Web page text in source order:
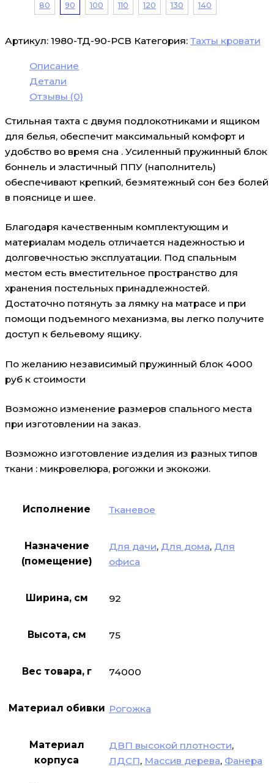
80 90 100 110 120 130 140
Артикул: 1980-ТД-90-РСВ Категория: Тахты кровати
Описание
Детали
Отзывы (0)
Стильная тахта с двумя подлокотниками и ящиком
для белья, обеспечит максимальный комфорт и
удобство во время сна . Усиленный пружинный блок
боннель и эластичный ППУ (наполнитель)
обеспечивают крепкий, безмятежный сон без болей
в пояснице и шее.
Благодаря качественным комплектующим и
материалам модель отличается надежностью и
долговечностью эксплуатации. Под спальным
местом есть вместительное пространство для
хранения постельных принадлежностей.
Достаточно потянуть за лямку на матрасе и при
помощи подъемного механизма, вы легко получите
доступ к бельевому ящику.
По желанию независимый пружинный блок 4000
руб к стоимости
Возможно изменение размеров спального места
при изготовлении на заказ.
Возможно изготовление изделия из разных типов
ткани : микровелюра, рогожки и экокожи.
Исполнение Тканевое
Назначение
(помещение)
Для дачи, Для дома, Для
офиса
Ширина, см 92
Высота, см 75
Вес товара, г 74000
Материал обивки Рогожка
Материал
корпуса
ДВП высокой плотности,
ЛДСП, Массив дерева, Фанера